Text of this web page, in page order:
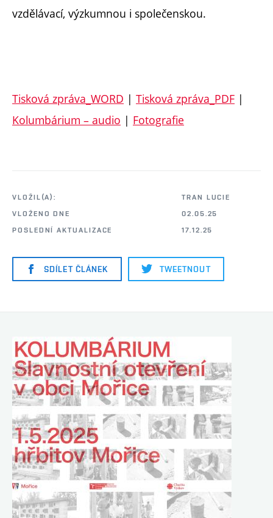
vzdělávací, výzkumnou i společenskou.
Tisková zpráva_WORD | Tisková zpráva_PDF |
Kolumbárium – audio | Fotografie
VLOŽIL(A):
TRAN LUCIE
VLOŽENO DNE
02.05.25
POSLEDNÍ AKTUALIZACE
17.12.25
SDÍLET ČLÁNEK TWEETNOUT